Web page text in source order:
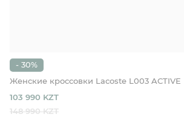
- 30%
Женские кроссовки Lacoste L003 ACTIVE
103 990 KZT
148 990 KZT